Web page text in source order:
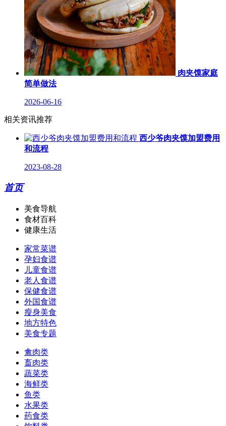
肉夹馍家庭
简单做法
2026-06-16
相关资讯推荐
西少爷肉夹馍加盟费用
和流程
2023-08-28
首页
美食导航
食材百科
健康生活
家常菜谱
孕妇食谱
儿童食谱
老人食谱
保健食谱
外国食谱
瘦身美食
地方特色
美食专题
禽肉类
畜肉类
蔬菜类
海鲜类
鱼类
水果类
药食类